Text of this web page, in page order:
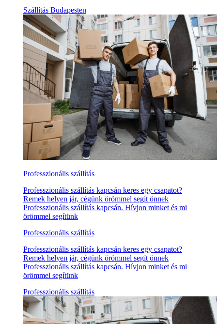
Szállítás Budapesten
Professzionális szállítás
Professzionális szállítás kapcsán keres egy csapatot?
Remek helyen jár, cégünk örömmel segít önnek
Professzionális szállítás kapcsán. Hívjon minket és mi
örömmel segítünk
Professzionális szállítás
Professzionális szállítás kapcsán keres egy csapatot?
Remek helyen jár, cégünk örömmel segít önnek
Professzionális szállítás kapcsán. Hívjon minket és mi
örömmel segítünk
Professzionális szállítás